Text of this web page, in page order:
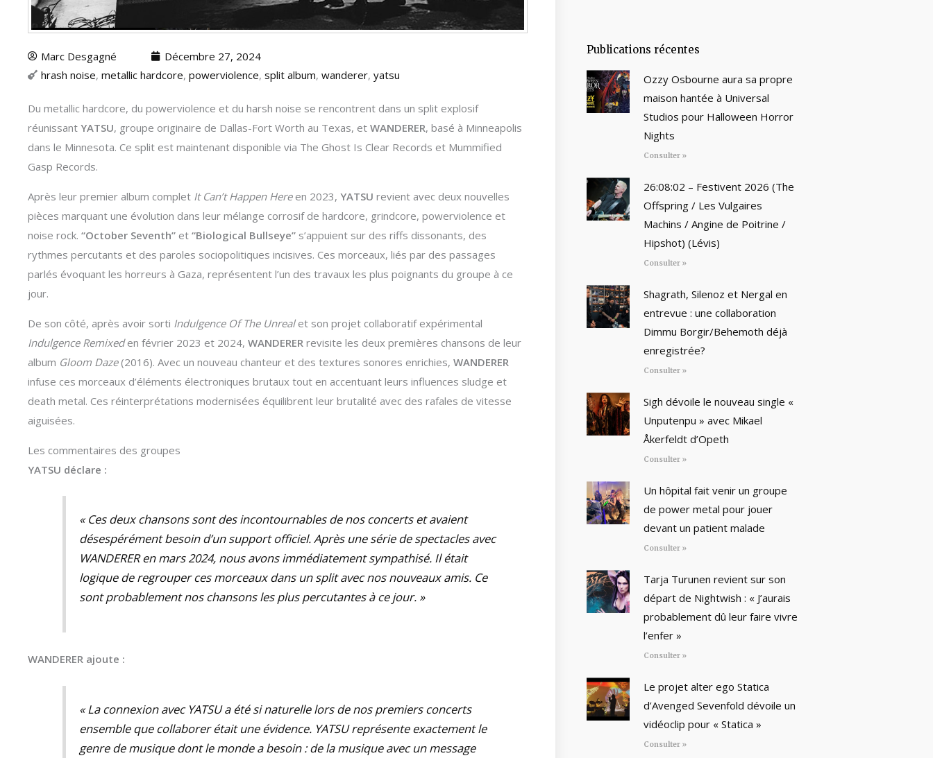
Marc Desgagné
Décembre 27, 2024
hrash noise, metallic hardcore, powerviolence, split album, wanderer, yatsu
Du metallic hardcore, du powerviolence et du harsh noise se rencontrent dans un split explosif
réunissant YATSU, groupe originaire de Dallas-Fort Worth au Texas, et WANDERER, basé à Minneapolis
dans le Minnesota. Ce split est maintenant disponible via The Ghost Is Clear Records et Mummified
Gasp Records.
Après leur premier album complet It Can’t Happen Hereen 2023, YATSU revient avec deux nouvelles
pièces marquant une évolution dans leur mélange corrosif de hardcore, grindcore, powerviolence et
noise rock. “October Seventh” et “Biological Bullseye” s’appuient sur des riffs dissonants, des
rythmes percutants et des paroles sociopolitiques incisives. Ces morceaux, liés par des passages
parlés évoquant les horreurs à Gaza, représentent l’un des travaux les plus poignants du groupe à ce
jour.
De son côté, après avoir sorti Indulgence Of The Unrealet son projet collaboratif expérimental
Indulgence Remixeden février 2023 et 2024, WANDERER revisite les deux premières chansons de leur
album Gloom Daze(2016). Avec un nouveau chanteur et des textures sonores enrichies, WANDERER
infuse ces morceaux d’éléments électroniques brutaux tout en accentuant leurs influences sludge et
death metal. Ces réinterprétations modernisées équilibrent leur brutalité avec des rafales de vitesse
aiguisées.
Les commentaires des groupes
YATSU déclare :
« Ces deux chansons sont des incontournables de nos concerts et avaient
désespérément besoin d’un support officiel. Après une série de spectacles avec
WANDERER en mars 2024, nous avons immédiatement sympathisé. Il était
logique de regrouper ces morceaux dans un split avec nos nouveaux amis. Ce
sont probablement nos chansons les plus percutantes à ce jour. »
WANDERER ajoute :
« La connexion avec YATSU a été si naturelle lors de nos premiers concerts
ensemble que collaborer était une évidence. YATSU représente exactement le
genre de musique dont le monde a besoin : de la musique avec un message
Publications récentes
Ozzy Osbourne aura sa propre
maison hantée à Universal
Studios pour Halloween Horror
Nights
Consulter »
26:08:02 – Festivent 2026 (The
Offspring / Les Vulgaires
Machins / Angine de Poitrine /
Hipshot) (Lévis)
Consulter »
Shagrath, Silenoz et Nergal en
entrevue : une collaboration
Dimmu Borgir/Behemoth déjà
enregistrée?
Consulter »
Sigh dévoile le nouveau single «
Unputenpu » avec Mikael
Åkerfeldt d’Opeth
Consulter »
Un hôpital fait venir un groupe
de power metal pour jouer
devant un patient malade
Consulter »
Tarja Turunen revient sur son
départ de Nightwish : « J’aurais
probablement dû leur faire vivre
l’enfer »
Consulter »
Le projet alter ego Statica
d’Avenged Sevenfold dévoile un
vidéoclip pour « Statica »
Consulter »